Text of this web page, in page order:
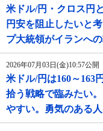
米ドル/円・クロス円
円安を阻止したいと
プ大統領がイランへ
2026年07月03日(金)10:57公開
米ドル/円は160～163
拾う戦略で臨みたい
やすい。勇気のある